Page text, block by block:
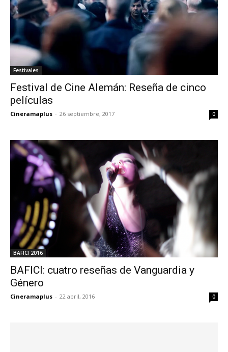
Festivales
Festival de Cine Alemán: Reseña de cinco
películas
Cineramaplus - 26 septiembre, 2017 0
BAFICI 2016
BAFICI: cuatro reseñas de Vanguardia y
Género
Cineramaplus - 22 abril, 2016 0